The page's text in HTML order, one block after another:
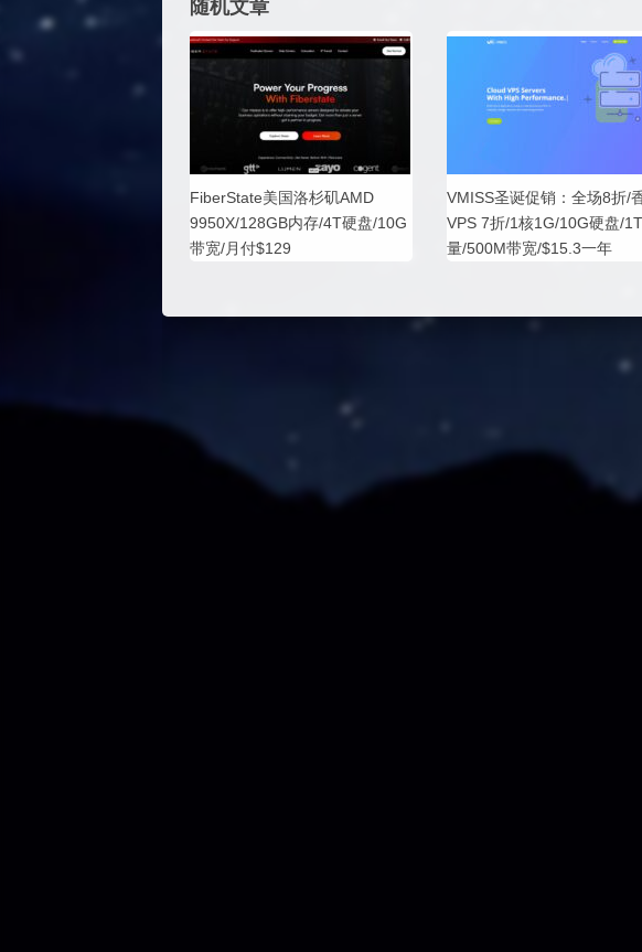
FiberState美国洛杉矶AMD
9950X/128GB内存/4T硬盘/10G
带宽/月付$129
VMISS圣诞促销：全场8折/
VPS 7折/1核1G/10G硬盘/
量/500M带宽/$15.3一年